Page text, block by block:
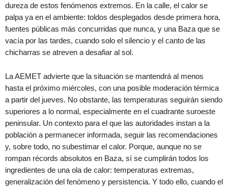
dureza de estos fenómenos extremos. En la calle, el calor se
palpa ya en el ambiente: toldos desplegados desde primera hora,
fuentes públicas más concurridas que nunca, y una Baza que se
vacía por las tardes, cuando solo el silencio y el canto de las
chicharras se atreven a desafiar al sol.
La AEMET advierte que la situación se mantendrá al menos
hasta el próximo miércoles, con una posible moderación térmica
a partir del jueves. No obstante, las temperaturas seguirán siendo
superiores a lo normal, especialmente en el cuadrante suroeste
peninsular. Un contexto para el que las autoridades instan a la
población a permanecer informada, seguir las recomendaciones
y, sobre todo, no subestimar el calor. Porque, aunque no se
rompan récords absolutos en Baza, sí se cumplirán todos los
ingredientes de una ola de calor: temperaturas extremas,
generalización del fenómeno y persistencia. Y todo ello, cuando el